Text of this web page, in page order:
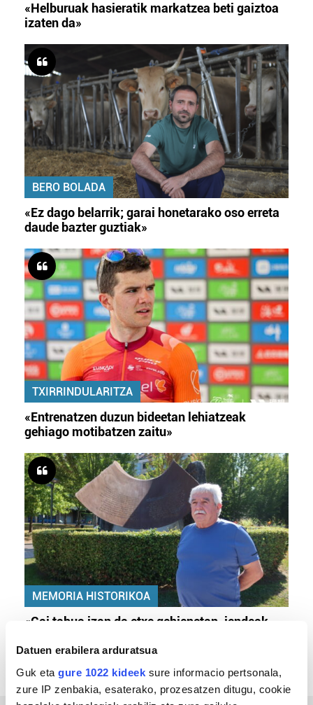
Datuen erabilera arduratsua
Guk eta gure 1022 kideek sure informacio pertsonala,
zure IP zenbakia, esaterako, prozesatzen ditugu, cookie
«Helburuak hasieratik markatzea beti gaiztoa
izaten da»
BERO BOLADA
«Ez dago belarrik; garai honetarako oso erreta
daude bazter guztiak»
TXIRRINDULARITZA
«Entrenatzen duzun bideetan lehiatzeak
gehiago motibatzen zaitu»
MEMORIA HISTORIKOA
«Gai tabua izan da etxe gehienetan, jendeak